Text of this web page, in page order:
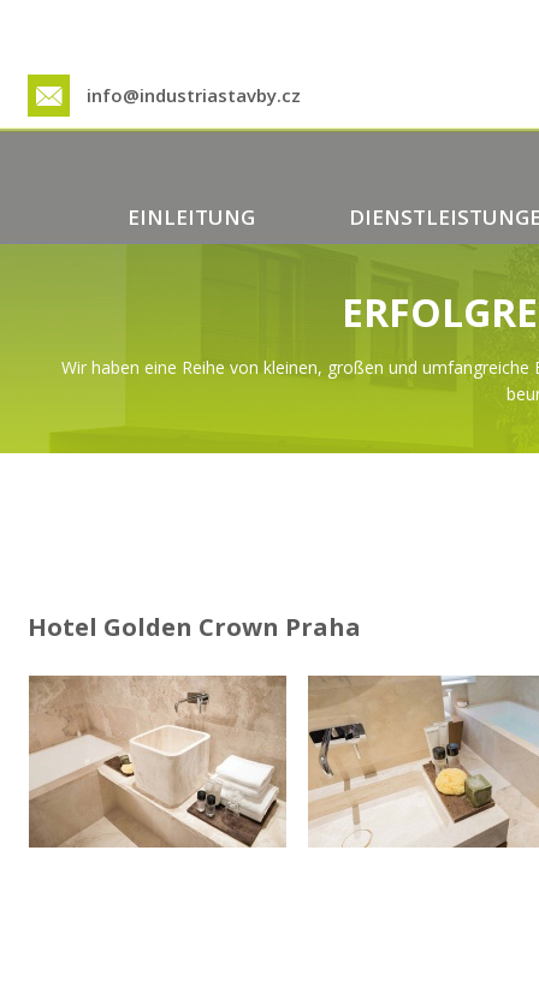
EINLEITUNG
info@industriastavby.cz
Wir haben eine Reihe von kleinen, großen und
Hotel Golden Crown Praha